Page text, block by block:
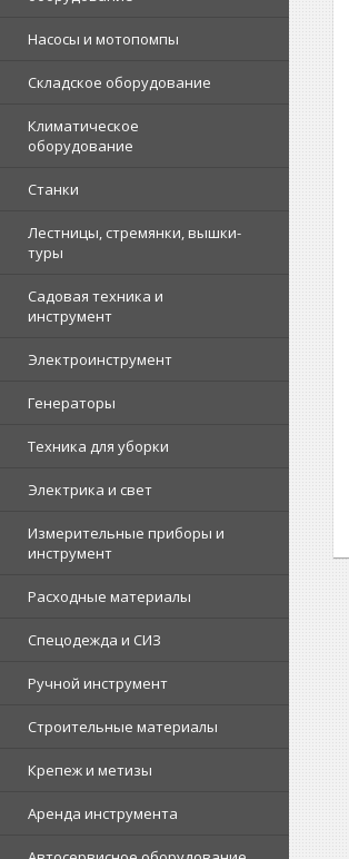
Насосы и мотопомпы
Складское оборудование
Климатическое
оборудование
Станки
Лестницы, стремянки, вышки-
туры
Садовая техника и
инструмент
Электроинструмент
Генераторы
Техника для уборки
Электрика и свет
Измерительные приборы и
инструмент
Расходные материалы
Спецодежда и СИЗ
Ручной инструмент
Строительные материалы
Крепеж и метизы
Аренда инструмента